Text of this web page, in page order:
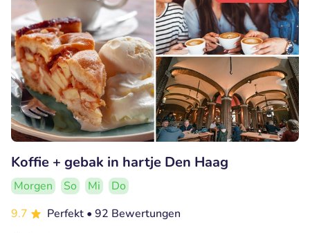
Koffie + gebak in hartje Den Haag
Morgen So Mi
Do
9.7
Perfekt • 92 Bewertungen